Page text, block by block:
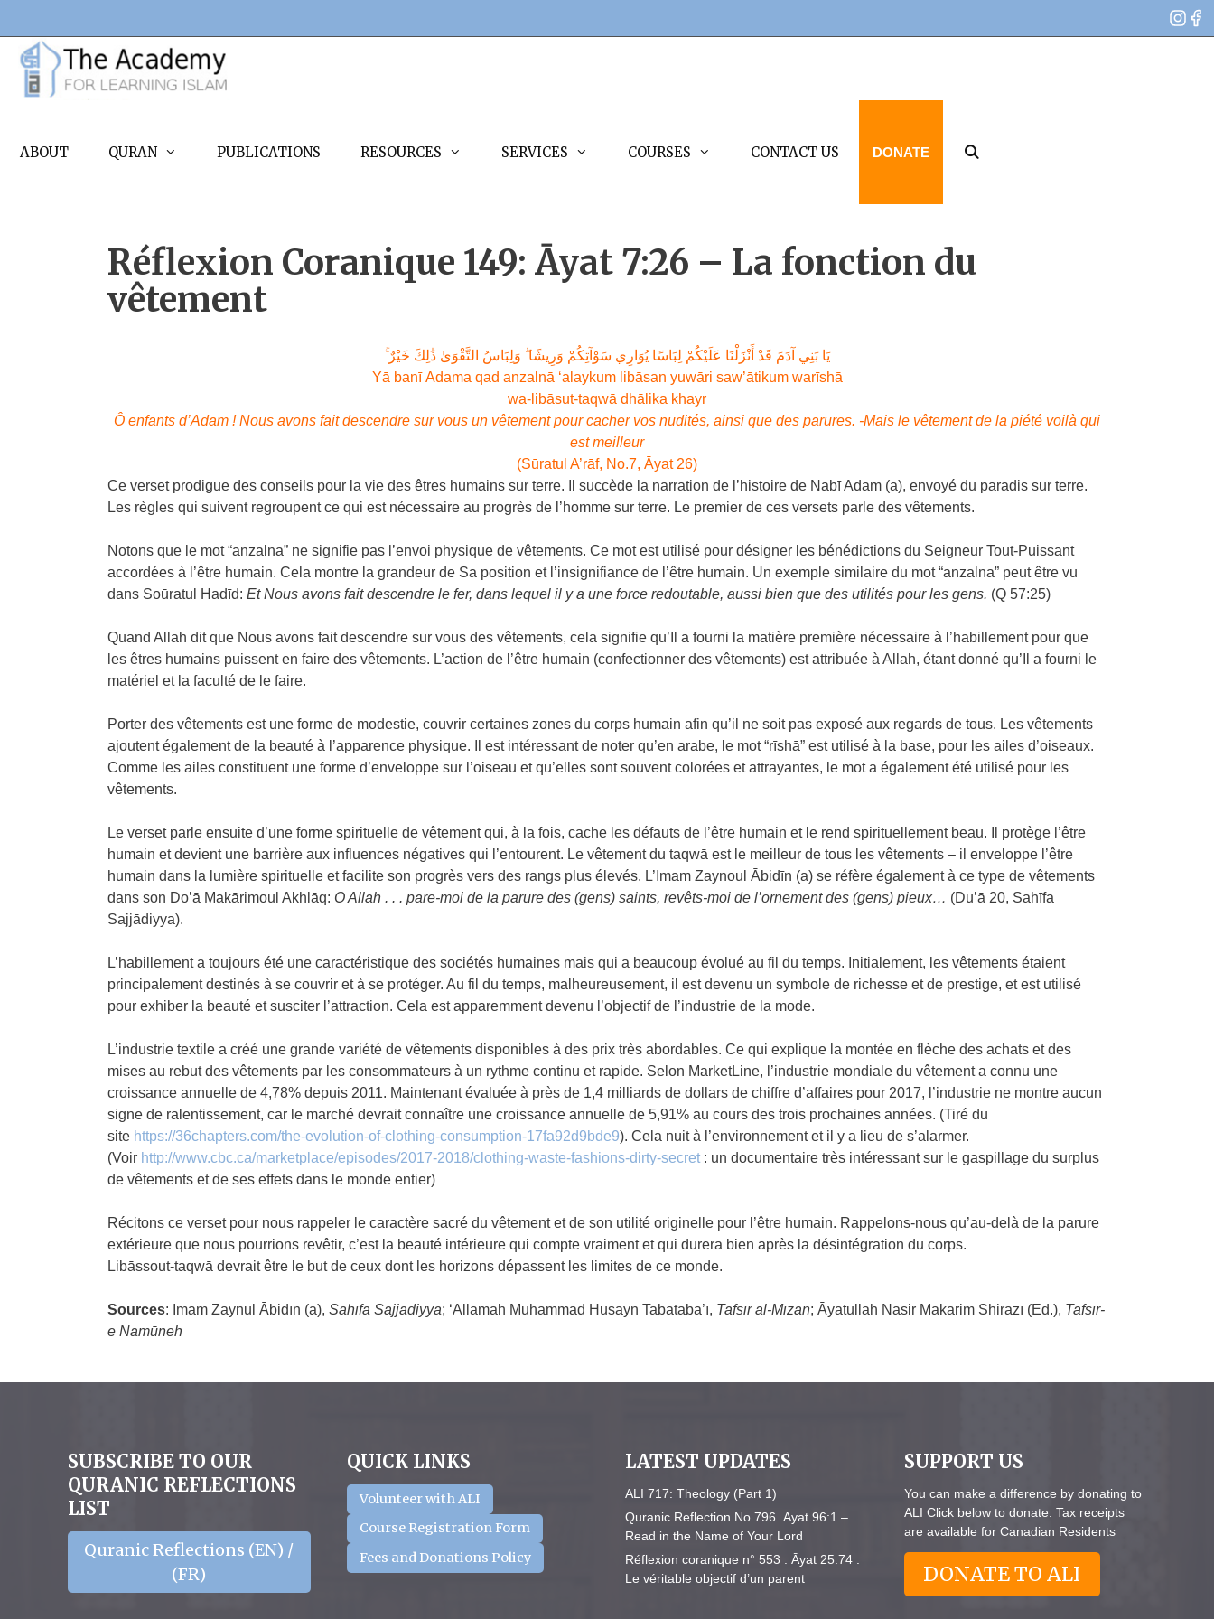
content
ABOUT QURAN PUBLICATIONS RESOURCES SERVICES COURSES CONTACT US DONATE
Réflexion Coranique 149: Āyat 7:26 – La fonction du
vêtement
يَا بَنِي آدَمَ قَدْ أَنْزَلْنَا عَلَيْكُمْ لِبَاسًا يُوَارِي سَوْآتِكُمْ وَرِيشًا ۖ وَلِبَاسُ التَّقْوَىٰ ذَٰلِكَ خَيْرٌ ۚ
Yā banī Ādama qad anzalnā ‘alaykum libāsan yuwāri saw’ātikum warīshā
wa-libāsut-taqwā dhālika khayr
Ô enfants d’Adam ! Nous avons fait descendre sur vous un vêtement pour cacher vos nudités, ainsi que des parures. -Mais le vêtement de la piété voilà qui
est meilleur
(Sūratul A’rāf, No.7, Āyat 26)
Ce verset prodigue des conseils pour la vie des êtres humains sur terre. Il succède la narration de l’histoire de Nabī Adam (a), envoyé du paradis sur terre.
Les règles qui suivent regroupent ce qui est nécessaire au progrès de l’homme sur terre. Le premier de ces versets parle des vêtements.
Notons que le mot “anzalna” ne signifie pas l’envoi physique de vêtements. Ce mot est utilisé pour désigner les bénédictions du Seigneur Tout-Puissant
accordées à l’être humain. Cela montre la grandeur de Sa position et l’insignifiance de l’être humain. Un exemple similaire du mot “anzalna” peut être vu
dans Soūratul Hadīd: Et Nous avons fait descendre le fer, dans lequel il y a une force redoutable, aussi bien que des utilités pour les gens. (Q 57:25)
Quand Allah dit que Nous avons fait descendre sur vous des vêtements, cela signifie qu’Il a fourni la matière première nécessaire à l’habillement pour que
les êtres humains puissent en faire des vêtements. L’action de l’être humain (confectionner des vêtements) est attribuée à Allah, étant donné qu’Il a fourni le
matériel et la faculté de le faire.
Porter des vêtements est une forme de modestie, couvrir certaines zones du corps humain afin qu’il ne soit pas exposé aux regards de tous. Les vêtements
ajoutent également de la beauté à l’apparence physique. Il est intéressant de noter qu’en arabe, le mot “rīshā” est utilisé à la base, pour les ailes d’oiseaux.
Comme les ailes constituent une forme d’enveloppe sur l’oiseau et qu’elles sont souvent colorées et attrayantes, le mot a également été utilisé pour les
vêtements.
Le verset parle ensuite d’une forme spirituelle de vêtement qui, à la fois, cache les défauts de l’être humain et le rend spirituellement beau. Il protège l’être
humain et devient une barrière aux influences négatives qui l’entourent. Le vêtement du taqwā est le meilleur de tous les vêtements – il enveloppe l’être
humain dans la lumière spirituelle et facilite son progrès vers des rangs plus élevés. L’Imam Zaynoul Ābidīn (a) se réfère également à ce type de vêtements
dans son Do’ā Makārimoul Akhlāq: O Allah . . . pare-moi de la parure des (gens) saints, revêts-moi de l’ornement des (gens) pieux… (Du’ā 20, Sahīfa
Sajjādiyya).
L’habillement a toujours été une caractéristique des sociétés humaines mais qui a beaucoup évolué au fil du temps. Initialement, les vêtements étaient
principalement destinés à se couvrir et à se protéger. Au fil du temps, malheureusement, il est devenu un symbole de richesse et de prestige, et est utilisé
pour exhiber la beauté et susciter l’attraction. Cela est apparemment devenu l’objectif de l’industrie de la mode.
L’industrie textile a créé une grande variété de vêtements disponibles à des prix très abordables. Ce qui explique la montée en flèche des achats et des
mises au rebut des vêtements par les consommateurs à un rythme continu et rapide. Selon MarketLine, l’industrie mondiale du vêtement a connu une
croissance annuelle de 4,78% depuis 2011. Maintenant évaluée à près de 1,4 milliards de dollars de chiffre d’affaires pour 2017, l’industrie ne montre aucun
signe de ralentissement, car le marché devrait connaître une croissance annuelle de 5,91% au cours des trois prochaines années. (Tiré du
site https://36chapters.com/the-evolution-of-clothing-consumption-17fa92d9bde9). Cela nuit à l’environnement et il y a lieu de s’alarmer.
(Voir http://www.cbc.ca/marketplace/episodes/2017-2018/clothing-waste-fashions-dirty-secret : un documentaire très intéressant sur le gaspillage du surplus
de vêtements et de ses effets dans le monde entier)
Récitons ce verset pour nous rappeler le caractère sacré du vêtement et de son utilité originelle pour l’être humain. Rappelons-nous qu’au-delà de la parure
extérieure que nous pourrions revêtir, c’est la beauté intérieure qui compte vraiment et qui durera bien après la désintégration du corps.
Libāssout-taqwā devrait être le but de ceux dont les horizons dépassent les limites de ce monde.
Sources: Imam Zaynul Ābidīn (a), Sahīfa Sajjādiyya; ‘Allāmah Muhammad Husayn Tabātabā’ī, Tafsīr al-Mīzān; Āyatullāh Nāsir Makārim Shirāzī (Ed.), Tafsīr-
e Namūneh
SUBSCRIBE TO OUR
QURANIC REFLECTIONS
LIST
Quranic Reflections (EN) /
(FR)
QUICK LINKS
Volunteer with ALI
Course Registration Form
Fees and Donations Policy
LATEST UPDATES
ALI 717: Theology (Part 1)
Quranic Reflection No 796. Āyat 96:1 –
Read in the Name of Your Lord
Réflexion coranique n° 553 : Āyat 25:74 :
Le véritable objectif d’un parent
SUPPORT US
You can make a difference by donating to
ALI Click below to donate. Tax receipts
are available for Canadian Residents
DONATE TO ALI